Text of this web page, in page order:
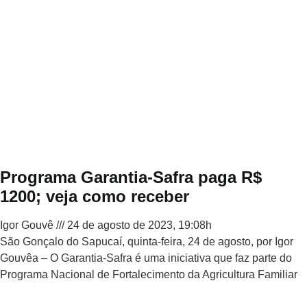
Programa Garantia-Safra paga R$
1200; veja como receber
Igor Gouvê
24 de agosto de 2023, 19:08h
São Gonçalo do Sapucaí, quinta-feira, 24 de agosto, por Igor
Gouvêa – O Garantia-Safra é uma iniciativa que faz parte do
Programa Nacional de Fortalecimento da Agricultura Familiar